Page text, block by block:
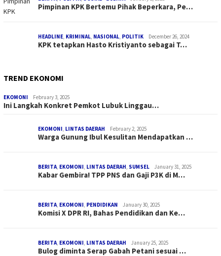
Pimpinan KPK Bertemu Pihak Beperkara, Pe…
HEADLINE, KRIMINAL, NASIONAL, POLITIK December 26, 2024
KPK tetapkan Hasto Kristiyanto sebagai T…
TREND EKONOMI
EKOMONI February 3, 2025
Ini Langkah Konkret Pemkot Lubuk Linggau…
EKOMONI, LINTAS DAERAH February 2, 2025
Warga Gunung Ibul Kesulitan Mendapatkan …
BERITA, EKOMONI, LINTAS DAERAH, SUMSEL January 31, 2025
Kabar Gembira! TPP PNS dan Gaji P3K di M…
BERITA, EKOMONI, PENDIDIKAN January 30, 2025
Komisi X DPR RI, Bahas Pendidikan dan Ke…
BERITA, EKOMONI, LINTAS DAERAH January 25, 2025
Bulog diminta Serap Gabah Petani sesuai …